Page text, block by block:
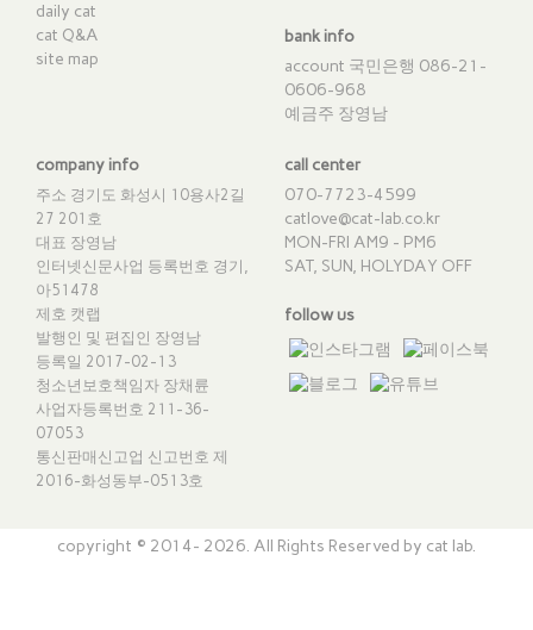
daily cat
cat Q&A
site map
bank info
account 국민은행 086-21-
0606-968
예금주 장영남
company info
주소 경기도 화성시 10용사2길
27 201호
대표 장영남
인터넷신문사업 등록번호 경기,
아51478
제호 캣랩
발행인 및 편집인 장영남
등록일 2017-02-13
청소년보호책임자 장채륜
사업자등록번호 211-36-
07053
통신판매신고업 신고번호 제
2016-화성동부-0513호
call center
070-7723-4599
catlove@cat-lab.co.kr
MON-FRI AM9 - PM6
SAT, SUN, HOLYDAY OFF
follow us
copyright © 2014- 2026. All Rights Reserved by cat lab.